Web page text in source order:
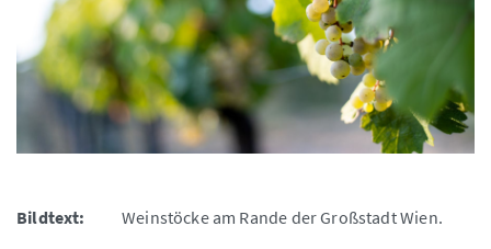
Bildtext:
Weinstöcke am Rande der Großstadt Wien.